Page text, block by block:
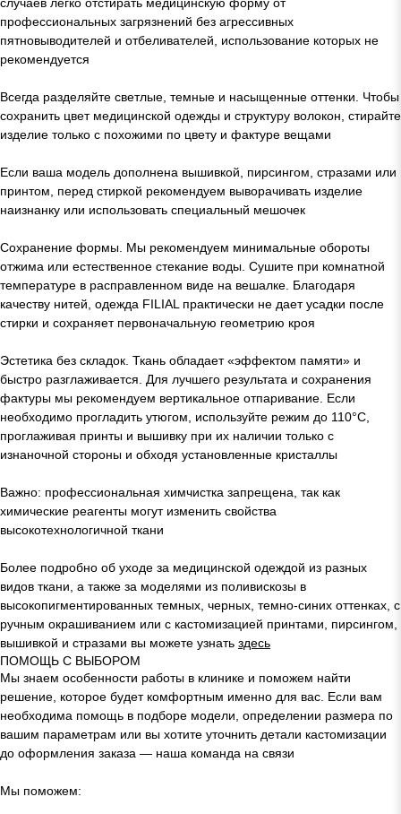
случаев легко отстирать медицинскую форму от
профессиональных загрязнений без агрессивных
пятновыводителей и отбеливателей, использование которых не
рекомендуется
Всегда разделяйте светлые, темные и насыщенные оттенки. Чтобы
сохранить цвет медицинской одежды и структуру волокон, стирайте
изделие только с похожими по цвету и фактуре вещами
Если ваша модель дополнена вышивкой, пирсингом, стразами или
принтом, перед стиркой рекомендуем выворачивать изделие
наизнанку или использовать специальный мешочек
Сохранение формы. Мы рекомендуем минимальные обороты
отжима или естественное стекание воды. Сушите при комнатной
температуре в расправленном виде на вешалке. Благодаря
качеству нитей, одежда FILIAL практически не дает усадки после
стирки и сохраняет первоначальную геометрию кроя
Эстетика без складок. Ткань обладает «эффектом памяти» и
быстро разглаживается. Для лучшего результата и сохранения
фактуры мы рекомендуем вертикальное отпаривание. Если
необходимо прогладить утюгом, используйте режим до 110°C,
проглаживая принты и вышивку при их наличии только с
изнаночной стороны и обходя установленные кристаллы
Важно: профессиональная химчистка запрещена, так как
химические реагенты могут изменить свойства
высокотехнологичной ткани
Более подробно об уходе за медицинской одеждой из разных
видов ткани, а также за моделями из поливискозы в
высокопигментированных темных, черных, темно-синих оттенках, с
ручным окрашиванием или с кастомизацией принтами, пирсингом,
вышивкой и стразами вы можете узнать здесь
ПОМОЩЬ С ВЫБОРОМ
Мы знаем особенности работы в клинике и поможем найти
решение, которое будет комфортным именно для вас. Если вам
необходима помощь в подборе модели, определении размера по
вашим параметрам или вы хотите уточнить детали кастомизации
до оформления заказа — наша команда на связи
Мы поможем: